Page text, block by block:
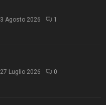
3 Agosto 2026 1
27 Luglio 2026 0